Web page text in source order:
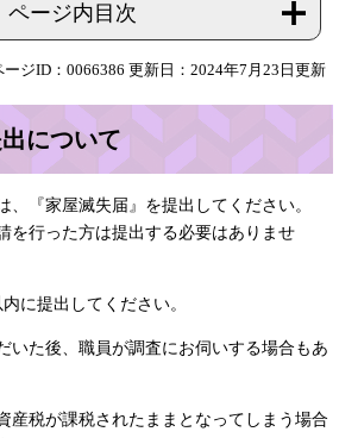
ページ内目次
ージID：0066386 更新日：2024年7月23日更新
について
、『家屋滅失届』を提出してください。
を行った方は提出する必要はありませ
に提出してください。
た後、職員が調査にお伺いする場合もあ
産税が課税されたままとなってしまう場合